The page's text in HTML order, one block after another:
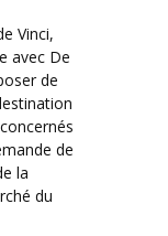
Vinci,
avec De
de
de
la
du